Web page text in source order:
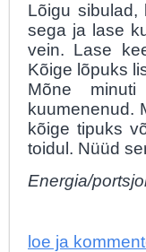
Lõigu sibulad,
sega ja lase
vein. Lase
Kõige lõpuks
Mõne
kuumenenud.
kõige tipuks
toidul. Nüüd
Energia/
loe ja